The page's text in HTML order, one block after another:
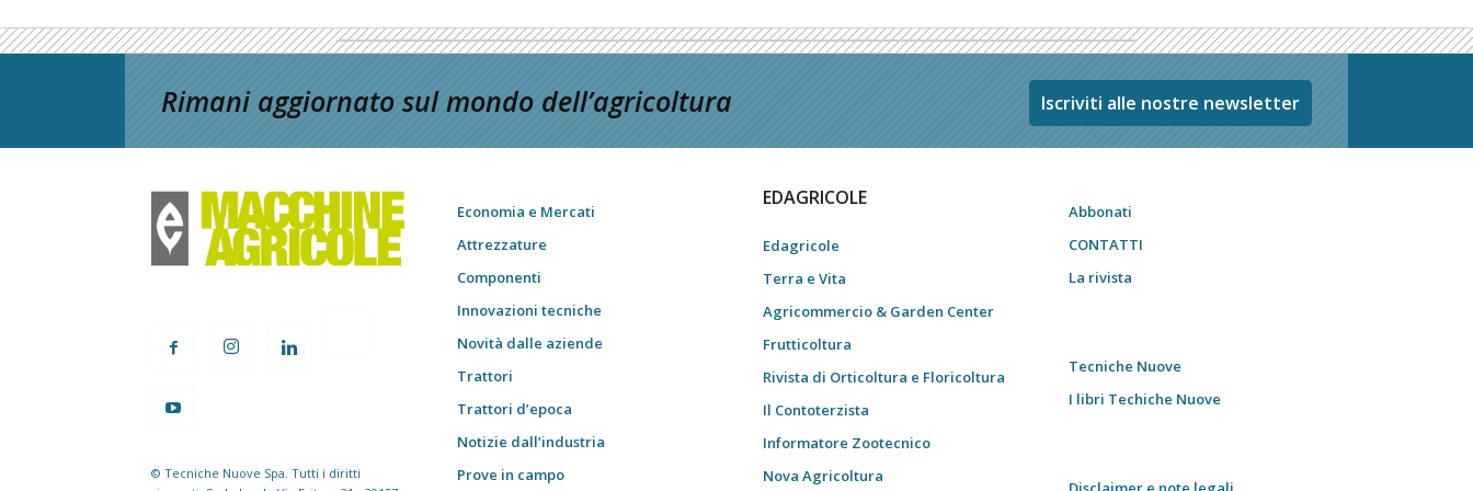
Rimani aggiornato sul mondo dell’agricoltura Iscriviti alle nostre newsletter
© Tecniche Nuove Spa. Tutti i diritti
Economia e Mercati
Attrezzature
Componenti
Innovazioni tecniche
Novità dalle aziende
Trattori
Trattori d’epoca
Notizie dall’industria
Prove in campo
EDAGRICOLE
Edagricole
Terra e Vita
Agricommercio & Garden Center
Frutticoltura
Rivista di Orticoltura e Floricoltura
Il Contoterzista
Informatore Zootecnico
Nova Agricoltura
Abbonati
CONTATTI
La rivista
Tecniche Nuove
I libri Techiche Nuove